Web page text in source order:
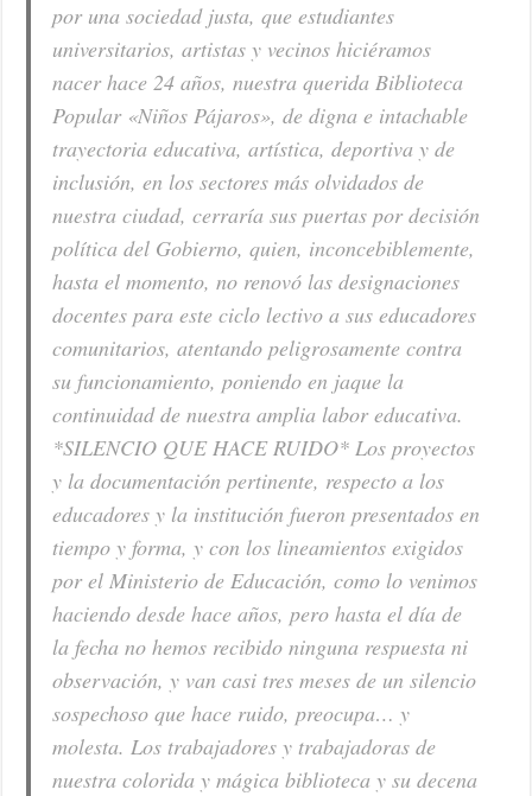
por una sociedad justa, que estudiantes
universitarios, artistas y vecinos hiciéramos
nacer hace 24 años, nuestra querida Biblioteca
Popular «Niños Pájaros», de digna e intachable
trayectoria educativa, artística, deportiva y de
inclusión, en los sectores más olvidados de
nuestra ciudad, cerraría sus puertas por decisión
política del Gobierno, quien, inconcebiblemente,
hasta el momento, no renovó las designaciones
docentes para este ciclo lectivo a sus educadores
comunitarios, atentando peligrosamente contra
su funcionamiento, poniendo en jaque la
continuidad de nuestra amplia labor educativa.
*SILENCIO QUE HACE RUIDO* Los proyectos
y la documentación pertinente, respecto a los
educadores y la institución fueron presentados en
tiempo y forma, y con los lineamientos exigidos
por el Ministerio de Educación, como lo venimos
haciendo desde hace años, pero hasta el día de
la fecha no hemos recibido ninguna respuesta ni
observación, y van casi tres meses de un silencio
sospechoso que hace ruido, preocupa… y
molesta. Los trabajadores y trabajadoras de
nuestra colorida y mágica biblioteca y su decena